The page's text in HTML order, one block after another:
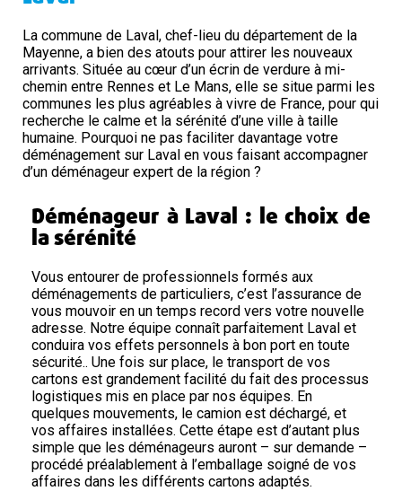
La commune de Laval, chef-lieu du département de la
Mayenne, a bien des atouts pour attirer les nouveaux
arrivants. Située au cœur d’un écrin de verdure à mi-
chemin entre Rennes et Le Mans, elle se situe parmi les
communes les plus agréables à vivre de France, pour qui
recherche le calme et la sérénité d’une ville à taille
humaine. Pourquoi ne pas faciliter davantage votre
déménagement sur Laval en vous faisant accompagner
d’un déménageur expert de la région ?
Déménageur à Laval : le choix de
la sérénité
Vous entourer de professionnels formés aux
déménagements de particuliers, c’est l’assurance de
vous mouvoir en un temps record vers votre nouvelle
adresse. Notre équipe connaît parfaitement Laval et
conduira vos effets personnels à bon port en toute
sécurité.. Une fois sur place, le transport de vos
cartons est grandement facilité du fait des processus
logistiques mis en place par nos équipes. En
quelques mouvements, le camion est déchargé, et
vos affaires installées. Cette étape est d’autant plus
simple que les déménageurs auront – sur demande –
procédé préalablement à l’emballage soigné de vos
affaires dans les différents cartons adaptés.